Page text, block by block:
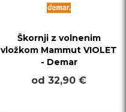
Škornji z volnenim
vložkom Mammut VIOLET
- Demar
od 32,90 €